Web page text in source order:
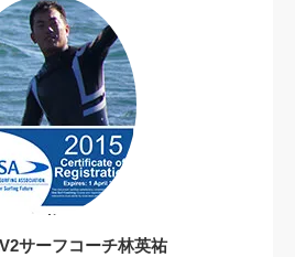
サーフコーチ林英祐